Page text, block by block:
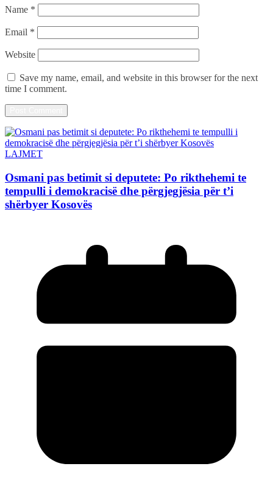
Name *
Email *
Website
Save my name, email, and website in this browser for the next
time I comment.
LAJMET
Osmani pas betimit si deputete: Po rikthehemi te
tempulli i demokracisë dhe përgjegjësia për t’i
shërbyer Kosovës